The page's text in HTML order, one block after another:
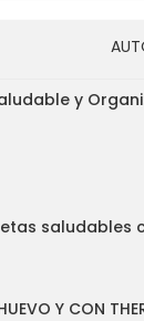
y
saludables
Y CON